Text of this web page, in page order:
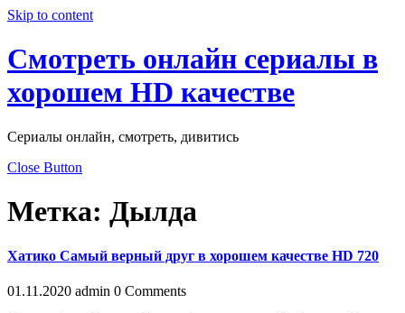
Skip to content
Смотреть онлайн сериалы в
хорошем HD качестве
Сериалы онлайн, смотреть, дивитись
Close Button
Метка: Дылда
Хатико Самый верный друг в хорошем качестве HD 720
01.11.2020 admin 0 Comments